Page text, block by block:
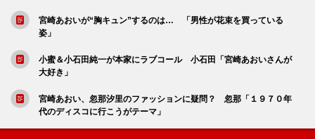
宮崎あおいが“胸キュン”するのは… 「男性が花束を買っている
姿」
小蜜＆小石田純一が本家にラブコール 小石田「宮崎あおいさんが
大好き」
宮崎あおい、忽那汐里のファッションに疑問？ 忽那「１９７０年
代のディスコに行こうがテーマ」